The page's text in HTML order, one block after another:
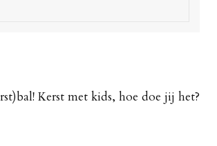
Kerst met kids, hoe doe jij het?